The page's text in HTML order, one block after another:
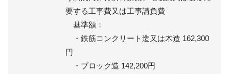
要する工事費又は工事請負費
基準額：
・鉄筋コンクリート造又は木造 162,300
円
・ブロック造 142,200円